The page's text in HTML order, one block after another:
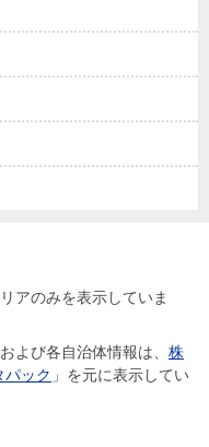
アのみを表示していま
よび各自治体情報は、 株
パック 」を元に表示してい